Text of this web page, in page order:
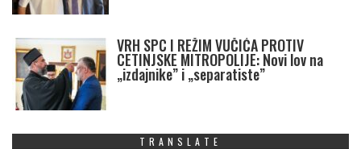
VRH SPC I REŽIM VUČIĆA PROTIV
CETINJSKE MITROPOLIJE: Novi lov na
„izdajnike” i „separatiste”
TRANSLATE